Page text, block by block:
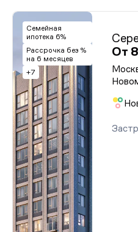
Семейная
ипотека 6%
Рассрочка без %
на 6 месяцев
+7
От